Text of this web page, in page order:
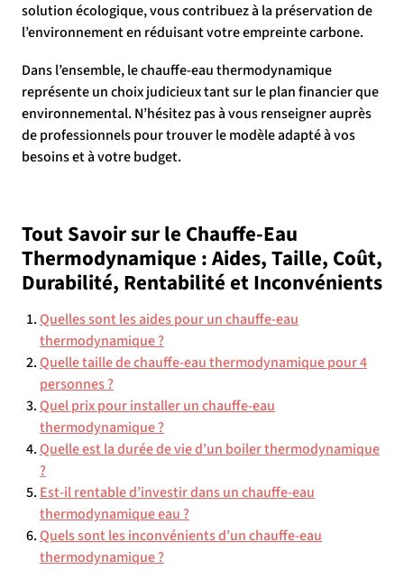
solution écologique, vous contribuez à la préservation de
l’environnement en réduisant votre empreinte carbone.
Dans l’ensemble, le chauffe-eau thermodynamique
représente un choix judicieux tant sur le plan financier que
environnemental. N’hésitez pas à vous renseigner auprès
de professionnels pour trouver le modèle adapté à vos
besoins et à votre budget.
Tout Savoir sur le Chauffe-Eau
Thermodynamique : Aides, Taille, Coût,
Durabilité, Rentabilité et Inconvénients
Quelles sont les aides pour un chauffe-eau
thermodynamique ?
Quelle taille de chauffe-eau thermodynamique pour 4
personnes ?
Quel prix pour installer un chauffe-eau
thermodynamique ?
Quelle est la durée de vie d’un boiler thermodynamique
?
Est-il rentable d’investir dans un chauffe-eau
thermodynamique eau ?
Quels sont les inconvénients d’un chauffe-eau
thermodynamique ?